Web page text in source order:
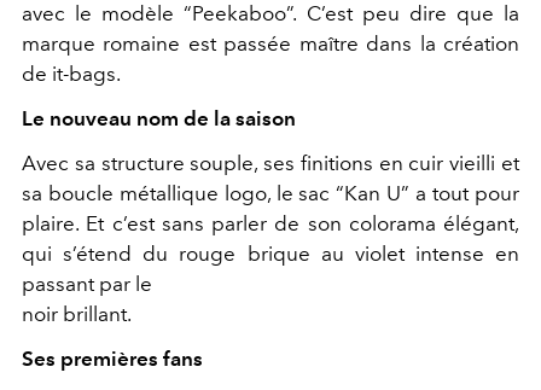
avec le modèle “Peekaboo”. C’est peu dire que la
marque romaine est passée maître dans la création
de it-bags.
Le nouveau nom de la saison
Avec sa structure souple, ses finitions en cuir vieilli et
sa boucle métallique logo, le sac “Kan U” a tout pour
plaire. Et c’est sans parler de son colorama élégant,
qui s’étend du rouge brique au violet intense en
passant par le
noir brillant.
Ses premières fans